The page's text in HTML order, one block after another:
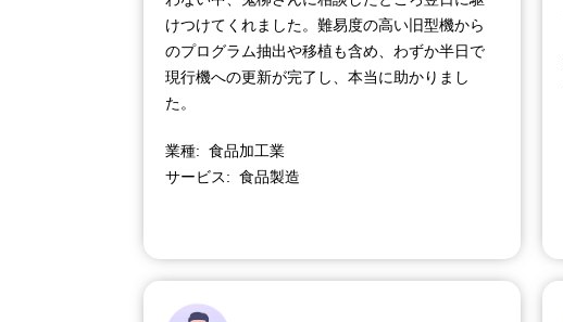
けつけてくれました。難易度の高い旧型機から
のプログラム抽出や移植も含め、わずか半日で
現行機への更新が完了し、本当に助かりまし
た。
業種
食品加工業
サービス
食品製造